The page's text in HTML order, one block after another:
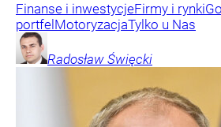
Finanse i inwestycjeFirmy i rynki
portfel MotoryzacjaTylko u Nas
Radosław Święcki